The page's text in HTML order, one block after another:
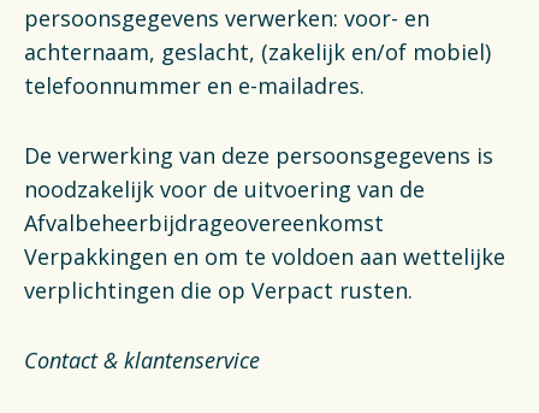
persoonsgegevens verwerken: voor- en
achternaam, geslacht, (zakelijk en/of mobiel)
telefoonnummer en e-mailadres.
De verwerking van deze persoonsgegevens is
noodzakelijk voor de uitvoering van de
Afvalbeheerbijdrageovereenkomst
Verpakkingen en om te voldoen aan wettelijke
verplichtingen die op Verpact rusten.
Contact & klantenservice